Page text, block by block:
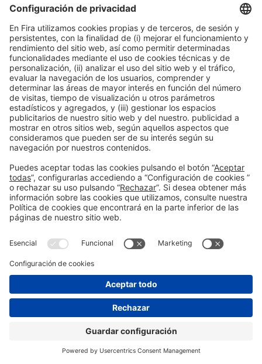
05/02/2026
Publicación anterior
La Mixtura
Siguiente
TEAM DR. JOSEPH
Información generalAviso legalPolítica de privacidad
Política de cookies
#PISCINABARCELONA
en las redes sociales
© 2024 Fira de Barcelona